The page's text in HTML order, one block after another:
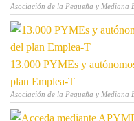
Asociación de la Pequeña y Mediana
13.000 PYMEs y
plan Emplea-T
Asociación de la Pequeña y Mediana